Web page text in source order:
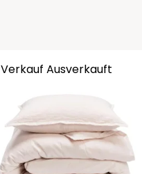
Verkauf Ausverkauft